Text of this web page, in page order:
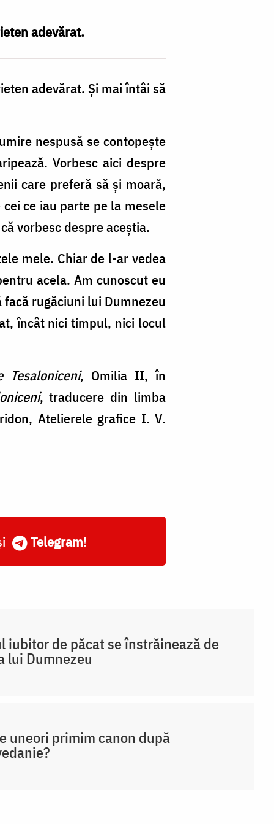
adevărat.
adevărat. Şi mai întâi să
nespusă se contopeşte
Vorbesc aici despre
care preferă să şi moară,
ce iau parte pe la mesele
vorbesc despre aceştia.
mele. Chiar de l-ar vedea
acela. Am cunoscut eu
rugăciuni lui Dumnezeu
încât nici timpul, nici locul
Omilia II, în
, traducere din limba
Atelierele grafice I. V.
Telegram!
iubitor de păcat se înstrăinează de
lui Dumnezeu
uneori primim canon după